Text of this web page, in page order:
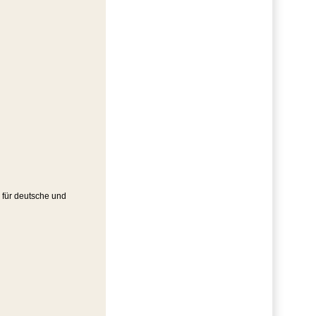
deutsche und